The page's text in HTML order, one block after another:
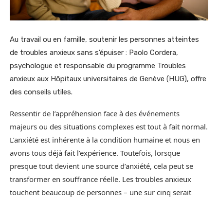
Au travail ou en famille, soutenir les personnes atteintes
de troubles anxieux sans s’épuiser : Paolo Cordera,
psychologue et responsable du programme Troubles
anxieux aux Hôpitaux universitaires de Genève (HUG), offre
des conseils utiles.
Ressentir de l’appréhension face à des événements
majeurs ou des situations complexes est tout à fait normal.
L’anxiété est inhérente à la condition humaine et nous en
avons tous déjà fait l’expérience. Toutefois, lorsque
presque tout devient une source d’anxiété, cela peut se
transformer en souffrance réelle. Les troubles anxieux
touchent beaucoup de personnes – une sur cinq serait